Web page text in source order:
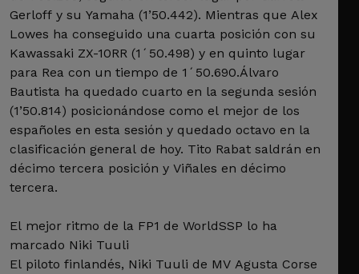
Gerloff y su Yamaha (1’50.442). Mientras que Alex
Lowes ha conseguido una cuarta posición con su
Kawassaki ZX-10RR (1´50.498) y en quinto lugar
para Rea con un tiempo de 1´50.690.Álvaro
Bautista ha quedado cuarto en la segunda sesión
(1’50.814) posicionándose como el mejor de los
españoles en esta sesión y quedado octavo en la
clasificación general de hoy. Tito Rabat saldrán en
décimo tercera posición y Viñales en décimo
tercera.
El mejor ritmo de la FP1 de WorldSSP lo ha
marcado Niki Tuuli
El piloto finlandés, Niki Tuuli de MV Agusta Corse